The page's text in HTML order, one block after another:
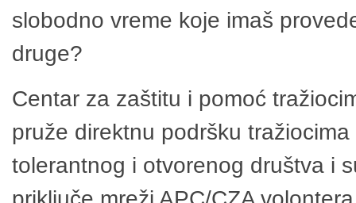
slobodno vreme koje imaš
druge?
Centar za zaštitu i pomoć
pruže direktnu podršku
tolerantnog i otvorenog društva i